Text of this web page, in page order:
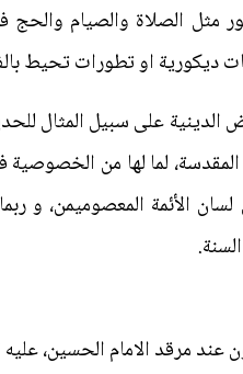
مثل الصلاة والصيام
ديكورية او تطورات تحيط
الدينية على سبيل المثال
لما لها من
الأئمة المعصوميمن، و
عند مرقد الامام الحسين، عليه